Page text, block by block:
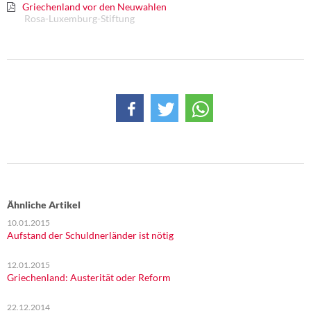
Griechenland vor den Neuwahlen
Rosa-Luxemburg-Stiftung
Ähnliche Artikel
10.01.2015
Aufstand der Schuldnerländer ist nötig
12.01.2015
Griechenland: Austerität oder Reform
22.12.2014